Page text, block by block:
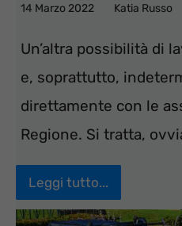
14 Marzo 2022 Katia Russo
Un’altra possibilità di
e, soprattutto,
direttamente con le
Regione. Si tratta,
Leggi tutto...